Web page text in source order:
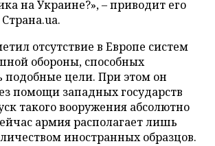
на Украине?», – приводит его
отсутствие в Европе систем
обороны, способных
подобные цели. При этом он
помощи западных государств
такого вооружения абсолютно
армия располагает лишь
иностранных образцов.